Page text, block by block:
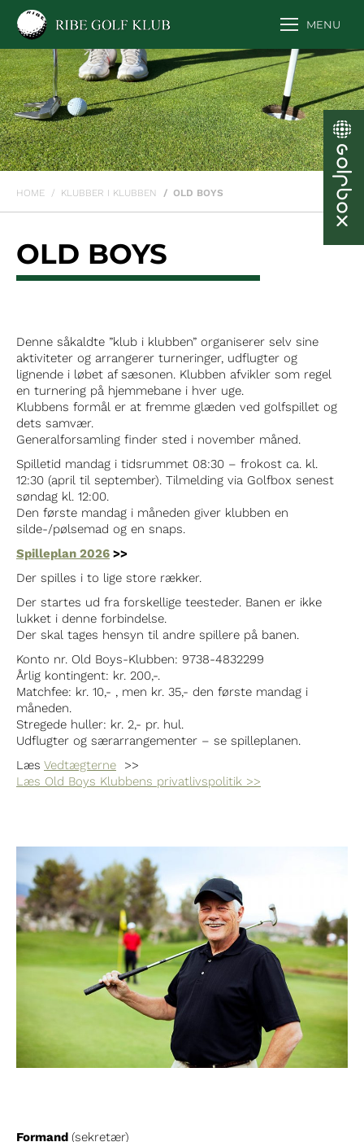
MENU
You are here:
HOME KLUBBER I KLUBBEN OLD BOYS
OLD BOYS
Denne såkaldte ”klub i klubben” organiserer selv sine
aktiviteter og arrangerer turneringer, udflugter og
lignende i løbet af sæsonen. Klubben afvikler som regel
en turnering på hjemmebane i hver uge.
Klubbens formål er at fremme glæden ved golfspillet og
dets samvær.
Generalforsamling finder sted i november måned.
Spilletid mandag i tidsrummet 08:30 – frokost ca. kl.
12:30 (april til september). Tilmelding via Golfbox senest
søndag kl. 12:00.
Den første mandag i måneden giver klubben en
silde-/pølsemad og en snaps.
Spilleplan 2026 >>
Der spilles i to lige store rækker.
Der startes ud fra forskellige teesteder. Banen er ikke
lukket i denne forbindelse.
Der skal tages hensyn til andre spillere på banen.
Konto nr. Old Boys-Klubben: 9738-4832299
Årlig kontingent: kr. 200,-.
Matchfee: kr. 10,- , men kr. 35,- den første mandag i
måneden.
Stregede huller: kr. 2,- pr. hul.
Udflugter og særarrangementer – se spilleplanen.
Læs Vedtægterne >>
Læs Old Boys Klubbens privatlivspolitik >>
Formand (sekretær)